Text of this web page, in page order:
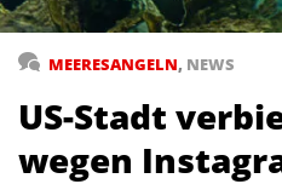
MEERESANGELN, NEWS
US-Stadt
wegen